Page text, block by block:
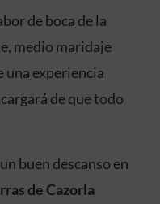
de boca de la
medio maridaje
una experiencia
de que todo
buen descanso en
de Cazorla